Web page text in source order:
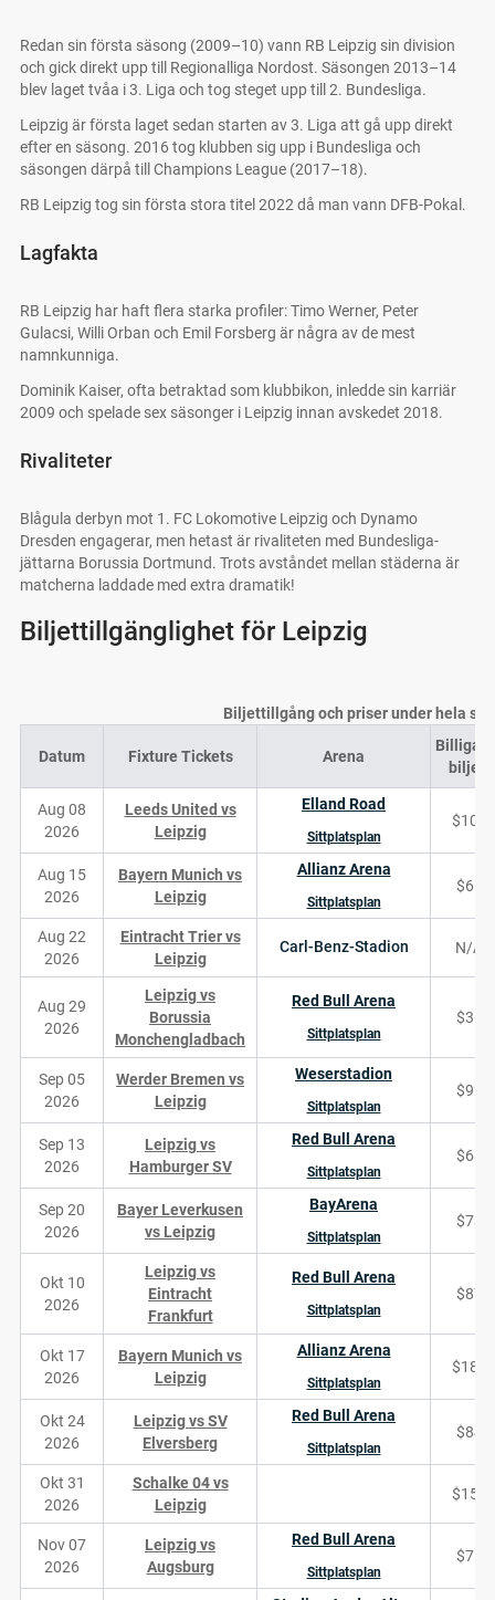
Redan sin första säsong (2009–10) vann RB Leipzig sin division
och gick direkt upp till Regionalliga Nordost. Säsongen 2013–14
blev laget tvåa i 3. Liga och tog steget upp till 2. Bundesliga.
Leipzig är första laget sedan starten av 3. Liga att gå upp direkt
efter en säsong. 2016 tog klubben sig upp i Bundesliga och
säsongen därpå till Champions League (2017–18).
RB Leipzig tog sin första stora titel 2022 då man vann DFB-Pokal.
Lagfakta
RB Leipzig har haft flera starka profiler: Timo Werner, Peter
Gulacsi, Willi Orban och Emil Forsberg är några av de mest
namnkunniga.
Dominik Kaiser, ofta betraktad som klubbikon, inledde sin karriär
2009 och spelade sex säsonger i Leipzig innan avskedet 2018.
Rivaliteter
Blågula derbyn mot 1. FC Lokomotive Leipzig och Dynamo
Dresden engagerar, men hetast är rivaliteten med Bundesliga-
jättarna Borussia Dortmund. Trots avståndet mellan städerna är
matcherna laddade med extra dramatik!
Biljettillgänglighet för Leipzig
Biljettillgång och priser under hela
Datum Fixture Tickets Arena
biljett
Aug 08
2026
Leeds United vs
Leipzig
Elland Road
Sittplatsplan
$101
Aug 15
2026
Bayern Munich vs
Leipzig
Allianz Arena
Sittplatsplan
$61
Aug 22
2026
Eintracht Trier vs
Leipzig
Carl-Benz-Stadion N/A
Aug 29
2026
Leipzig vs
Borussia
Monchengladbach
Red Bull Arena
Sittplatsplan
$36
Sep 05
2026
Werder Bremen vs
Leipzig
Weserstadion
Sittplatsplan
$92
Sep 13
2026
Leipzig vs
Hamburger SV
Red Bull Arena
Sittplatsplan
$68
Sep 20
2026
Bayer Leverkusen
vs Leipzig
BayArena
Sittplatsplan
$73
Okt 10
2026
Leipzig vs
Eintracht
Frankfurt
Red Bull Arena
Sittplatsplan
$87
Okt 17
2026
Bayern Munich vs
Leipzig
Allianz Arena
Sittplatsplan
$185
Okt 24
2026
Leipzig vs SV
Elversberg
Red Bull Arena
Sittplatsplan
$84
Okt 31
2026
Schalke 04 vs
Leipzig
$155
Nov 07
2026
Leipzig vs
Augsburg
Red Bull Arena
Sittplatsplan
$71